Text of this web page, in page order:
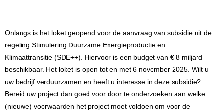
Onlangs is het loket geopend voor de aanvraag van subsidie uit de
regeling Stimulering Duurzame Energieproductie en
Klimaattransitie (SDE++). Hiervoor is een budget van € 8 miljard
beschikbaar. Het loket is open tot en met 6 november 2025. Wilt u
uw bedrijf verduurzamen en heeft u interesse in deze subsidie?
Bereid uw project dan goed voor door te onderzoeken aan welke
(nieuwe) voorwaarden het project moet voldoen om voor de